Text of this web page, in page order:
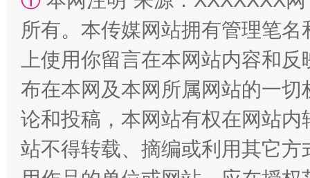
招工难、用工荒背后
所有。本传媒网站拥有管理笔
上使用你留言在本网站内容和
布在本网及本网所属网站的一
论和投稿，本网站有权在网站
站不得转载、摘编或利用其它